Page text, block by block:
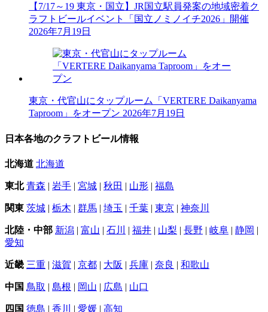
【7/17～19 東京・国立】JR国立駅員発案の地域密着ク
ラフトビールイベント「国立ノミノイチ2026」開催
2026年7月19日
東京・代官山にタップルーム「VERTERE Daikanyama
Taproom」をオープン 2026年7月19日
日本各地のクラフトビール情報
北海道 北海道
東北 青森 | 岩手 | 宮城 | 秋田 | 山形 | 福島
関東 茨城 | 栃木 | 群馬 | 埼玉 | 千葉 | 東京 | 神奈川
北陸・中部 新潟 | 富山 | 石川 | 福井 | 山梨 | 長野 | 岐阜 | 静岡 |
愛知
近畿 三重 | 滋賀 | 京都 | 大阪 | 兵庫 | 奈良 | 和歌山
中国 鳥取 | 島根 | 岡山 | 広島 | 山口
四国 徳島 | 香川 | 愛媛 | 高知